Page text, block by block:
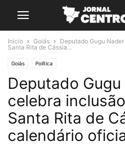
Início Goiás
Deputado Gugu
Santa Rita de Cássia...
Goiás Política
Deputado
celebra
Santa Rita de
calendário